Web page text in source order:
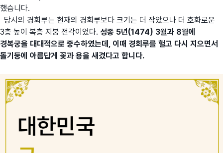
했습니다.
당시의 경회루는 현재의 경회루보다 크기는 더 작았으나 더 호화로운
3층 높이 복층 지붕 전각이었다. 성종 5년(1474) 3월과 8월에
경복궁을 대대적으로 중수하였는데, 이때 경회루를 헐고 다시 지으면서
돌기둥에 아름답게 꽃과 용을 새겼다고 합니다.